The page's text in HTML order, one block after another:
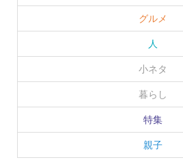
グルメ
人
小ネタ
暮らし
特集
親子